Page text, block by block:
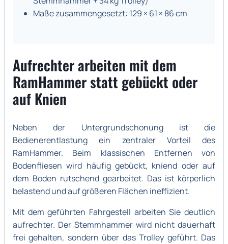
Maße zusammengesetzt: 129 × 61 × 86 cm
Aufrechter arbeiten mit dem
RamHammer statt gebückt oder
auf Knien
Neben der Untergrundschonung ist die
Bedienerentlastung ein zentraler Vorteil des
RamHammer. Beim klassischen Entfernen von
Bodenfliesen wird häufig gebückt, kniend oder auf
dem Boden rutschend gearbeitet. Das ist körperlich
belastend und auf größeren Flächen ineffizient.
Mit dem geführten Fahrgestell arbeiten Sie deutlich
aufrechter. Der Stemmhammer wird nicht dauerhaft
frei gehalten, sondern über das Trolley geführt. Das